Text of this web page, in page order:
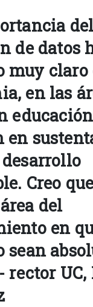
de datos
muy claro
en las
en
Creo
del
en
sean
rector